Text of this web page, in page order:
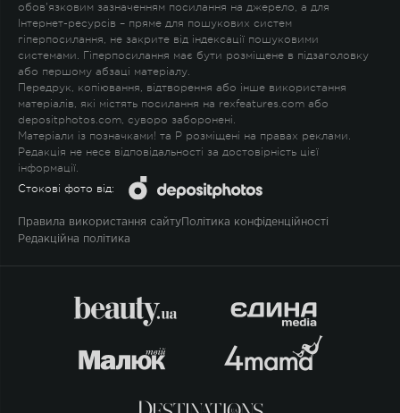
обов'язковим зазначенням посилання на джерело, а для
Інтернет-ресурсів – пряме для пошукових систем
гіперпосилання, не закрите від індексації пошуковими
системами. Гіперпосилання має бути розміщене в підзаголовку
або першому абзаці матеріалу.
Передрук, копіювання, відтворення або інше використання
матеріалів, які містять посилання на rexfeatures.com або
depositphotos.com, суворо заборонені.
Матеріали із позначками! та P розміщені на правах реклами.
Редакція не несе відповідальності за достовірність цієї
інформації.
Стокові фото від:
Правила використання сайту Політика конфіденційності
Редакційна політика